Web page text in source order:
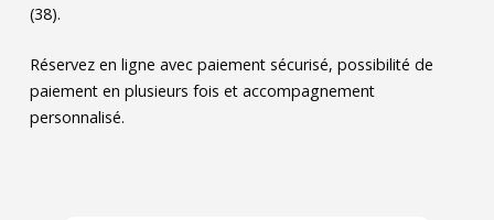
(38).
Réservez en ligne avec paiement sécurisé, possibilité de
paiement en plusieurs fois et accompagnement
personnalisé.